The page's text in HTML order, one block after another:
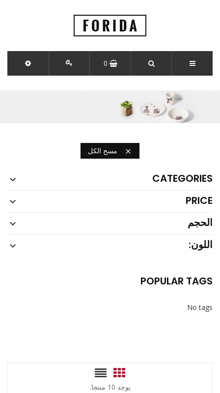
0

CATEGORIES

PRICE

الحجم 
اللون: 
POPULAR TAGS
No tags
يوجد 10 منتجا.